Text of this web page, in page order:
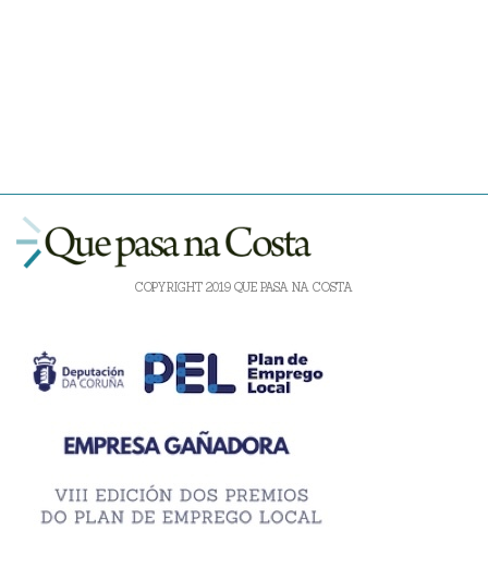
COPYRIGHT 2019 QUE PASA NA COSTA